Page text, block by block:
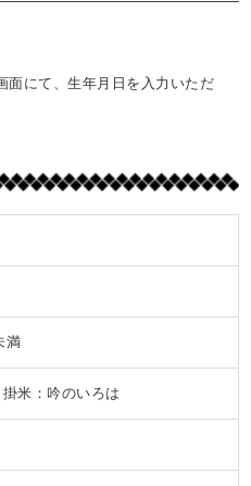
面にて、生年月日を入力いただ
満
米：吟のいろは